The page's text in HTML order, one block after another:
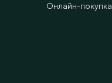
Онлайн-покупка